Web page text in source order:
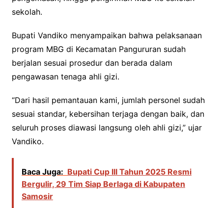
sekolah.
Bupati Vandiko menyampaikan bahwa pelaksanaan
program MBG di Kecamatan Pangururan sudah
berjalan sesuai prosedur dan berada dalam
pengawasan tenaga ahli gizi.
“Dari hasil pemantauan kami, jumlah personel sudah
sesuai standar, kebersihan terjaga dengan baik, dan
seluruh proses diawasi langsung oleh ahli gizi,” ujar
Vandiko.
Baca Juga: Bupati Cup III Tahun 2025 Resmi
Bergulir, 29 Tim Siap Berlaga di Kabupaten
Samosir